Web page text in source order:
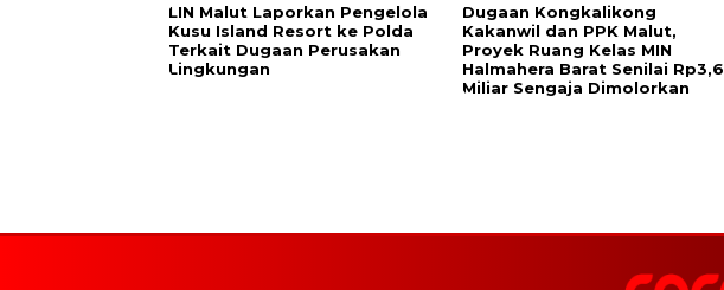
LIN Malut Laporkan Pengelola
Kusu Island Resort ke Polda
Terkait Dugaan Perusakan
Lingkungan
Dugaan Kongkalikong
Kakanwil dan PPK Malut,
Proyek Ruang Kelas MIN
Halmahera Barat Senilai Rp3,6
Miliar Sengaja Dimolorkan